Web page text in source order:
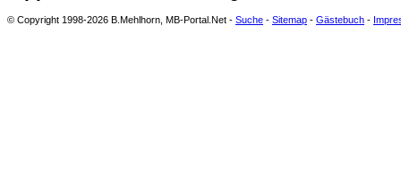
© Copyright 1998-2026 B.Mehlhorn, MB-Portal.Net - Suche - Sitemap - Gästebuch -